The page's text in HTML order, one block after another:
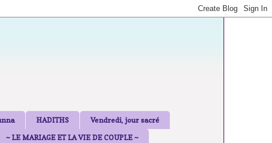
HADITHS Vendredi, jour sacré
~ LE MARIAGE ET LA VIE DE COUPLE ~